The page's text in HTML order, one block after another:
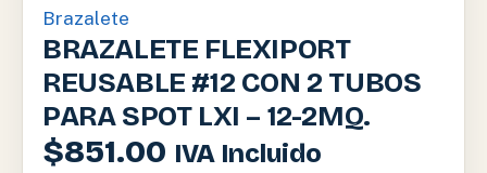
Brazalete
BRAZALETE FLEXIPORT
REUSABLE #12 CON 2 TUBOS
PARA SPOT LXI – 12-2MQ.
$851.00 IVA Incluido